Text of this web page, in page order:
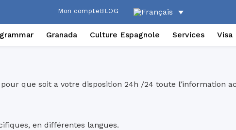
Mon compte BLOG
Granada Culture Espagnole Services Visa
que soit a votre disposition 24h /24 toute l’information
en différentes langues.